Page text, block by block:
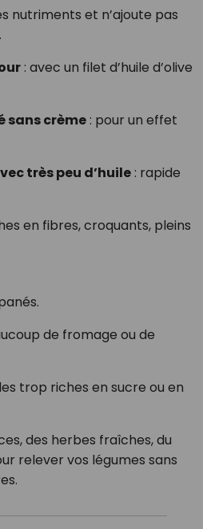
nutriments et n’ajoute pas
: avec un filet d’huile d’olive
sans crème: pour un effet
très peu d’huile: rapide
en fibres, croquants, pleins
de fromage ou de
trop riches en sucre ou en
des herbes fraîches, du
relever vos légumes sans